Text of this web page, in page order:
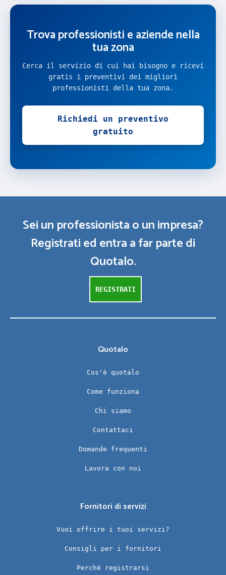
Trova professionisti e aziende nella
tua zona
Cerca il servizio di cui hai bisogno e ricevi
gratis i preventivi dei migliori
professionisti della tua zona.
Richiedi un preventivo
gratuito
Sei un professionista o un impresa?
Registrati ed entra a far parte di
Quotalo.
REGISTRATI
Quotalo
Cos'è quotalo
Come funziona
Chi siamo
Contattaci
Domande frequenti
Lavora con noi
Fornitori di servizi
Vuoi offrire i tuoi servizi?
Consigli per i fornitori
Perché registrarsi